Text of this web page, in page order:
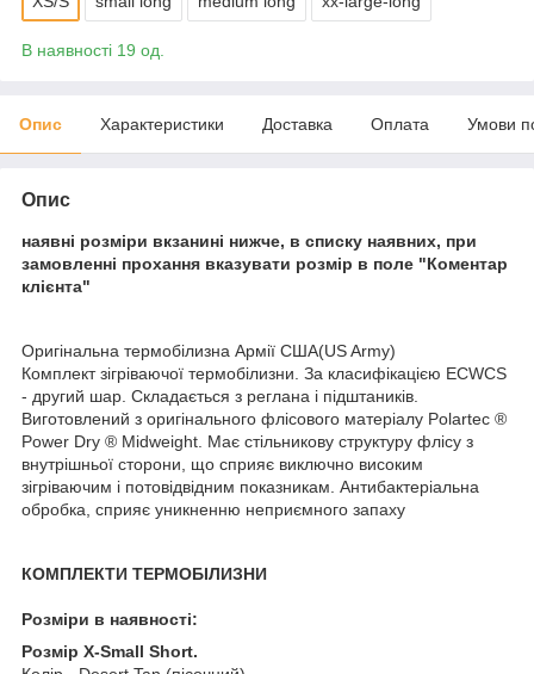
В наявності 19 од.
Опис Характеристики Доставка Оплата Умови
Опис
наявні розміри вкзанині нижче, в списку наявних, при
замовленні прохання вказувати розмір в поле "Коментар
клієнта"
Оригінальна термобілизна Армії США(US Army)
Комплект зігріваючої термобілизни. За класифікацією ECWCS
- другий шар. Складається з реглана і підштаників.
Виготовлений з оригінального флісового матеріалу Polartec ®
Power Dry ® Midweight. Має стільникову структуру флісу з
внутрішньої сторони, що сприяє виключно високим
зігріваючим і потовідвідним показникам. Антибактеріальна
обробка, сприяє уникненню неприємного запаху
КОМПЛЕКТИ ТЕРМОБІЛИЗНИ
Розміри в наявності:
Розмір X-Small Short.